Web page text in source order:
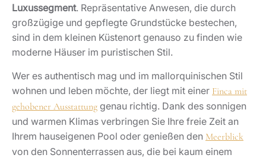
Luxussegment. Repräsentative Anwesen, die durch
großzügige und gepflegte Grundstücke bestechen,
sind in dem kleinen Küstenort genauso zu finden wie
moderne Häuser im puristischen Stil.
Wer es authentisch mag und im mallorquinischen Stil
wohnen und leben möchte, der liegt mit einer Finca mit
gehobener Ausstattung genau richtig. Dank des sonnigen
und warmen Klimas verbringen Sie Ihre freie Zeit an
Ihrem hauseigenen Pool oder genießen den Meerblick
von den Sonnenterrassen aus, die bei kaum einem